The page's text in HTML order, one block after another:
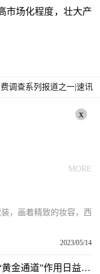
市场化程度，壮大产
调查系列报道之一|速讯
x
MORE
，画着精致的妆容，西
2023/05/14
新疆开行中欧班列数量再创新高 亚欧“黄金通道”作用日益突显|环球速读